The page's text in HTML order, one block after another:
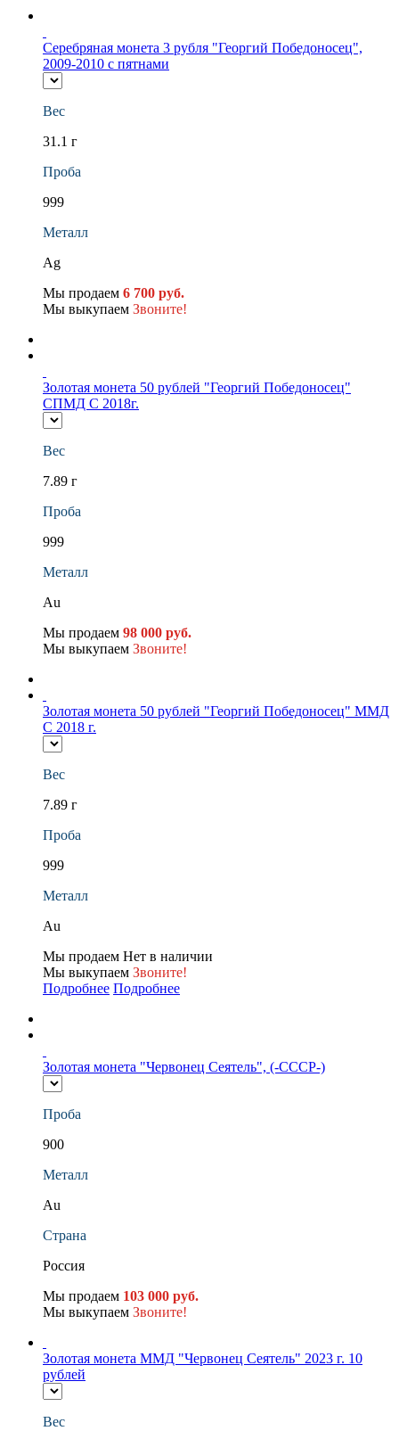
Серебряная монета 3 рубля "Георгий Победоносец",
2009-2010 с пятнами
Вес
31.1 г
Проба
999
Металл
Ag
Мы продаем 6 700 руб.
Мы выкупаем Звоните!
Золотая монета 50 рублей "Георгий Победоносец"
СПМД С 2018г.
Вес
7.89 г
Проба
999
Металл
Au
Мы продаем 98 000 руб.
Мы выкупаем Звоните!
Золотая монета 50 рублей "Георгий Победоносец" ММД
С 2018 г.
Вес
7.89 г
Проба
999
Металл
Au
Мы продаем Нет в наличии
Мы выкупаем Звоните!
Подробнее Подробнее
Золотая монета "Червонец Сеятель", (-СССР-)
Проба
900
Металл
Au
Страна
Россия
Мы продаем 103 000 руб.
Мы выкупаем Звоните!
Золотая монета ММД "Червонец Сеятель" 2023 г. 10
рублей
Вес